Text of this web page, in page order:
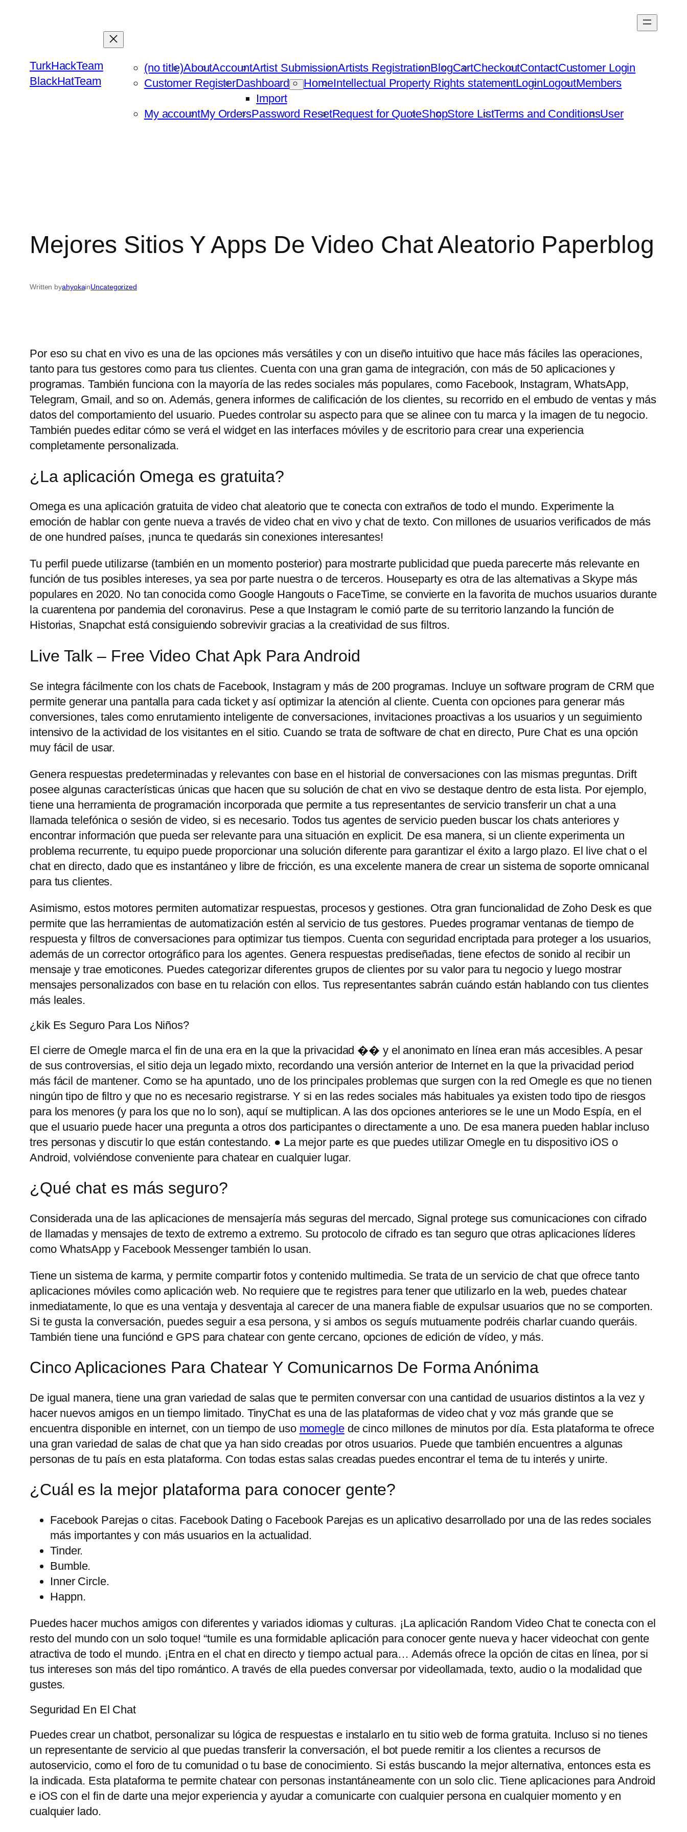
TurkHackTeam
BlackHatTeam
(no title)AboutAccountArtist SubmissionArtists RegistrationBlogCartCheckoutContactCustomer Login
Customer RegisterDashboard
Import
HomeIntellectual Property Rights statementLoginLogoutMembers
My accountMy OrdersPassword ResetRequest for QuoteShopStore ListTerms and ConditionsUser
Mejores Sitios Y Apps De Video Chat Aleatorio Paperblog
Written byahyokainUncategorized
Por eso su chat en vivo es una de las opciones más versátiles y con un diseño intuitivo que hace más fáciles las operaciones,
tanto para tus gestores como para tus clientes. Cuenta con una gran gama de integración, con más de 50 aplicaciones y
programas. También funciona con la mayoría de las redes sociales más populares, como Facebook, Instagram, WhatsApp,
Telegram, Gmail, and so on. Además, genera informes de calificación de los clientes, su recorrido en el embudo de ventas y más
datos del comportamiento del usuario. Puedes controlar su aspecto para que se alinee con tu marca y la imagen de tu negocio.
También puedes editar cómo se verá el widget en las interfaces móviles y de escritorio para crear una experiencia
completamente personalizada.
¿La aplicación Omega es gratuita?
Omega es una aplicación gratuita de video chat aleatorio que te conecta con extraños de todo el mundo. Experimente la
emoción de hablar con gente nueva a través de video chat en vivo y chat de texto. Con millones de usuarios verificados de más
de one hundred países, ¡nunca te quedarás sin conexiones interesantes!
Tu perfil puede utilizarse (también en un momento posterior) para mostrarte publicidad que pueda parecerte más relevante en
función de tus posibles intereses, ya sea por parte nuestra o de terceros. Houseparty es otra de las alternativas a Skype más
populares en 2020. No tan conocida como Google Hangouts o FaceTime, se convierte en la favorita de muchos usuarios durante
la cuarentena por pandemia del coronavirus. Pese a que Instagram le comió parte de su territorio lanzando la función de
Historias, Snapchat está consiguiendo sobrevivir gracias a la creatividad de sus filtros.
Live Talk – Free Video Chat Apk Para Android
Se integra fácilmente con los chats de Facebook, Instagram y más de 200 programas. Incluye un software program de CRM que
permite generar una pantalla para cada ticket y así optimizar la atención al cliente. Cuenta con opciones para generar más
conversiones, tales como enrutamiento inteligente de conversaciones, invitaciones proactivas a los usuarios y un seguimiento
intensivo de la actividad de los visitantes en el sitio. Cuando se trata de software de chat en directo, Pure Chat es una opción
muy fácil de usar.
Genera respuestas predeterminadas y relevantes con base en el historial de conversaciones con las mismas preguntas. Drift
posee algunas características únicas que hacen que su solución de chat en vivo se destaque dentro de esta lista. Por ejemplo,
tiene una herramienta de programación incorporada que permite a tus representantes de servicio transferir un chat a una
llamada telefónica o sesión de video, si es necesario. Todos tus agentes de servicio pueden buscar los chats anteriores y
encontrar información que pueda ser relevante para una situación en explicit. De esa manera, si un cliente experimenta un
problema recurrente, tu equipo puede proporcionar una solución diferente para garantizar el éxito a largo plazo. El live chat o el
chat en directo, dado que es instantáneo y libre de fricción, es una excelente manera de crear un sistema de soporte omnicanal
para tus clientes.
Asimismo, estos motores permiten automatizar respuestas, procesos y gestiones. Otra gran funcionalidad de Zoho Desk es que
permite que las herramientas de automatización estén al servicio de tus gestores. Puedes programar ventanas de tiempo de
respuesta y filtros de conversaciones para optimizar tus tiempos. Cuenta con seguridad encriptada para proteger a los usuarios,
además de un corrector ortográfico para los agentes. Genera respuestas prediseñadas, tiene efectos de sonido al recibir un
mensaje y trae emoticones. Puedes categorizar diferentes grupos de clientes por su valor para tu negocio y luego mostrar
mensajes personalizados con base ​​en tu relación con ellos. Tus representantes sabrán cuándo están hablando con tus clientes
más leales.
¿kik Es Seguro Para Los Niños?
El cierre de Omegle marca el fin de una era en la que la privacidad �� y el anonimato en línea eran más accesibles. A pesar
de sus controversias, el sitio deja un legado mixto, recordando una versión anterior de Internet en la que la privacidad period
más fácil de mantener. Como se ha apuntado, uno de los principales problemas que surgen con la red Omegle es que no tienen
ningún tipo de filtro y que no es necesario registrarse. Y si en las redes sociales más habituales ya existen todo tipo de riesgos
para los menores (y para los que no lo son), aquí se multiplican. A las dos opciones anteriores se le une un Modo Espía, en el
que el usuario puede hacer una pregunta a otros dos participantes o directamente a uno. De esa manera pueden hablar incluso
tres personas y discutir lo que están contestando. ● La mejor parte es que puedes utilizar Omegle en tu dispositivo iOS o
Android, volviéndose conveniente para chatear en cualquier lugar.
¿Qué chat es más seguro?
Considerada una de las aplicaciones de mensajería más seguras del mercado, Signal protege sus comunicaciones con cifrado
de llamadas y mensajes de texto de extremo a extremo. Su protocolo de cifrado es tan seguro que otras aplicaciones líderes
como WhatsApp y Facebook Messenger también lo usan.
Tiene un sistema de karma, y permite compartir fotos y contenido multimedia. Se trata de un servicio de chat que ofrece tanto
aplicaciones móviles como aplicación web. No requiere que te registres para tener que utilizarlo en la web, puedes chatear
inmediatamente, lo que es una ventaja y desventaja al carecer de una manera fiable de expulsar usuarios que no se comporten.
Si te gusta la conversación, puedes seguir a esa persona, y si ambos os seguís mutuamente podréis charlar cuando queráis.
También tiene una funciónd e GPS para chatear con gente cercano, opciones de edición de vídeo, y más.
Cinco Aplicaciones Para Chatear Y Comunicarnos De Forma Anónima
De igual manera, tiene una gran variedad de salas que te permiten conversar con una cantidad de usuarios distintos a la vez y
hacer nuevos amigos en un tiempo limitado. TinyChat es una de las plataformas de video chat y voz más grande que se
encuentra disponible en internet, con un tiempo de uso momeglede cinco millones de minutos por día. Esta plataforma te ofrece
una gran variedad de salas de chat que ya han sido creadas por otros usuarios. Puede que también encuentres a algunas
personas de tu país en esta plataforma. Con todas estas salas creadas puedes encontrar el tema de tu interés y unirte.
¿Cuál es la mejor plataforma para conocer gente?
Facebook Parejas o citas. Facebook Dating o Facebook Parejas es un aplicativo desarrollado por una de las redes sociales
más importantes y con más usuarios en la actualidad.
Tinder.
Bumble.
Inner Circle.
Happn.
Puedes hacer muchos amigos con diferentes y variados idiomas y culturas. ¡La aplicación Random Video Chat te conecta con el
resto del mundo con un solo toque! “tumile es una formidable aplicación para conocer gente nueva y hacer videochat con gente
atractiva de todo el mundo. ¡Entra en el chat en directo y tiempo actual para… Además ofrece la opción de citas en línea, por si
tus intereses son más del tipo romántico. A través de ella puedes conversar por videollamada, texto, audio o la modalidad que
gustes.
Seguridad En El Chat
Puedes crear un chatbot, personalizar su lógica de respuestas e instalarlo en tu sitio web de forma gratuita. Incluso si no tienes
un representante de servicio al que puedas transferir la conversación, el bot puede remitir a los clientes a recursos de
autoservicio, como el foro de tu comunidad o tu base de conocimiento. Si estás buscando la mejor alternativa, entonces esta es
la indicada. Esta plataforma te permite chatear con personas instantáneamente con un solo clic. Tiene aplicaciones para Android
e iOS con el fin de darte una mejor experiencia y ayudar a comunicarte con cualquier persona en cualquier momento y en
cualquier lado.